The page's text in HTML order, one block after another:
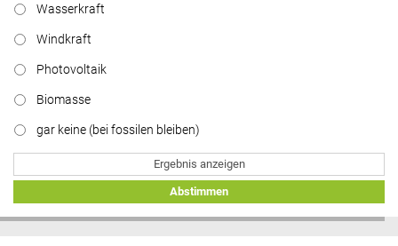
Wasserkraft
Windkraft
Photovoltaik
Biomasse
gar keine (bei fossilen bleiben)
Ergebnis anzeigen
Abstimmen